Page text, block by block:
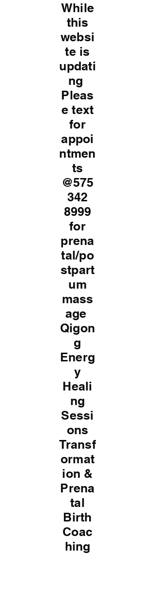
While
this
websi
te is
updati
ng
Pleas
e text
for
appoi
ntmen
ts
@575
342
8999
for
prena
tal/po
stpart
um
mass
age
Qigon
g
Energ
y
Heali
ng
Sessi
ons
Transf
ormat
ion &
Prena
tal
Birth
Coac
hing